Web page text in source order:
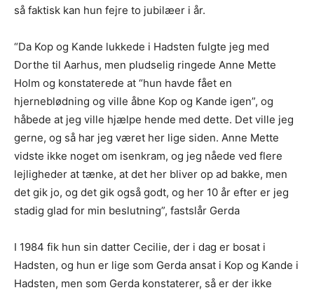
så faktisk kan hun fejre to jubilæer i år.
“Da Kop og Kande lukkede i Hadsten fulgte jeg med
Dorthe til Aarhus, men pludselig ringede Anne Mette
Holm og konstaterede at “hun havde fået en
hjerneblødning og ville åbne Kop og Kande igen”, og
håbede at jeg ville hjælpe hende med dette. Det ville jeg
gerne, og så har jeg været her lige siden. Anne Mette
vidste ikke noget om isenkram, og jeg nåede ved flere
lejligheder at tænke, at det her bliver op ad bakke, men
det gik jo, og det gik også godt, og her 10 år efter er jeg
stadig glad for min beslutning”, fastslår Gerda
I 1984 fik hun sin datter Cecilie, der i dag er bosat i
Hadsten, og hun er lige som Gerda ansat i Kop og Kande i
Hadsten, men som Gerda konstaterer, så er der ikke